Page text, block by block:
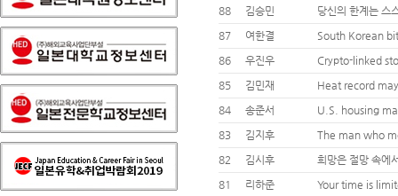
88
김승민
당신의 한계는 스
87
여한결
South Korean
86
우진우
Crypto-linked
85
김민재
Heat record
84
송준서
U.S. housing
83
김지후
The man who
82
김시후
희망은 절망 속에
81
리하준
Your time is